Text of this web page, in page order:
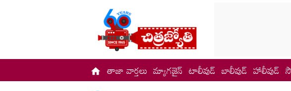
తాజా వార్తలు మ్యాగజైన్ టాలీవుడ్ బాలీవుడ్ హాలీవుడ్